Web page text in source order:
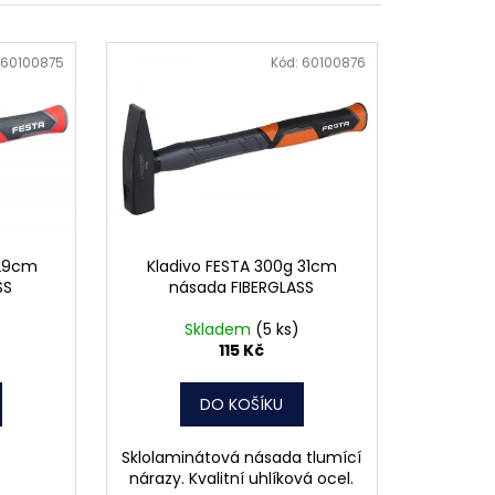
60100875
Kladivo FESTA 300g 31cm
násada FIBERGLASS
Skladem (5 ks)
115 Kč
DO KOŠÍKU
Sklolaminátová násada tlumící
nárazy. Kvalitní uhlíková ocel.
Kód: 60100876
ČTVERCOVÁ NEREZ